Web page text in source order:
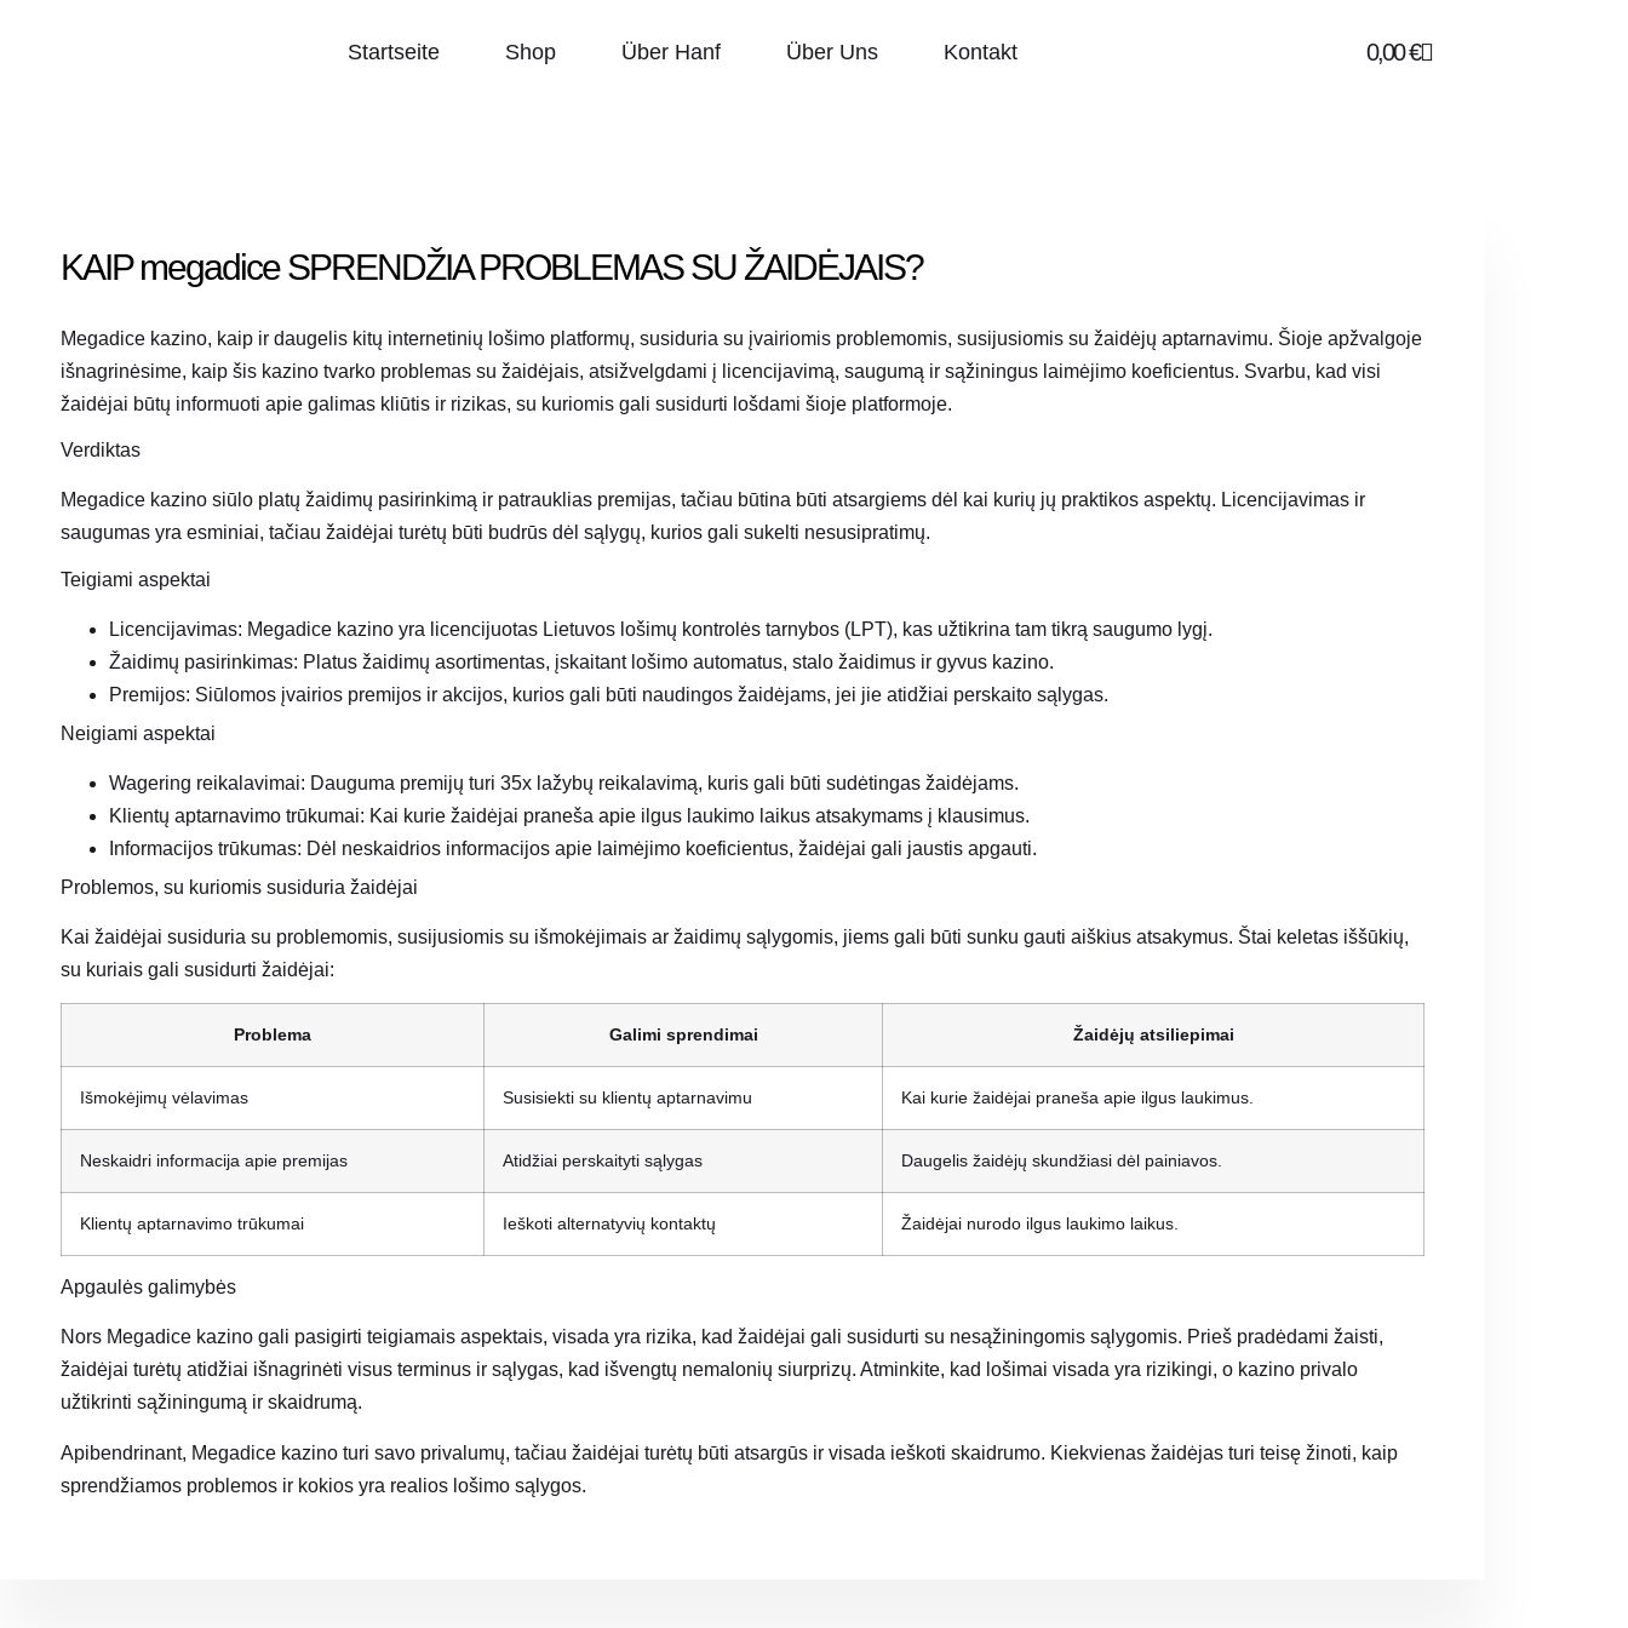
Startseite Shop Über Hanf Über Uns Kontakt 0,00€
KAIPmegadiceSPRENDŽIA PROBLEMAS SU ŽAIDĖJAIS?
Megadice kazino, kaip ir daugelis kitų internetinių lošimo platformų, susiduria su įvairiomis problemomis, susijusiomis su žaidėjų aptarnavimu. Šioje apžvalgoje
išnagrinėsime, kaip šis kazino tvarko problemas su žaidėjais, atsižvelgdami į licencijavimą, saugumą ir sąžiningus laimėjimo koeficientus. Svarbu, kad visi
žaidėjai būtų informuoti apie galimas kliūtis ir rizikas, su kuriomis gali susidurti lošdami šioje platformoje.
Verdiktas
Megadice kazino siūlo platų žaidimų pasirinkimą ir patrauklias premijas, tačiau būtina būti atsargiems dėl kai kurių jų praktikos aspektų. Licencijavimas ir
saugumas yra esminiai, tačiau žaidėjai turėtų būti budrūs dėl sąlygų, kurios gali sukelti nesusipratimų.
Teigiami aspektai
Licencijavimas: Megadice kazino yra licencijuotas Lietuvos lošimų kontrolės tarnybos (LPT), kas užtikrina tam tikrą saugumo lygį.
Žaidimų pasirinkimas: Platus žaidimų asortimentas, įskaitant lošimo automatus, stalo žaidimus ir gyvus kazino.
Premijos: Siūlomos įvairios premijos ir akcijos, kurios gali būti naudingos žaidėjams, jei jie atidžiai perskaito sąlygas.
Neigiami aspektai
Wagering reikalavimai: Dauguma premijų turi 35x lažybų reikalavimą, kuris gali būti sudėtingas žaidėjams.
Klientų aptarnavimo trūkumai: Kai kurie žaidėjai praneša apie ilgus laukimo laikus atsakymams į klausimus.
Informacijos trūkumas: Dėl neskaidrios informacijos apie laimėjimo koeficientus, žaidėjai gali jaustis apgauti.
Problemos, su kuriomis susiduria žaidėjai
Kai žaidėjai susiduria su problemomis, susijusiomis su išmokėjimais ar žaidimų sąlygomis, jiems gali būti sunku gauti aiškius atsakymus. Štai keletas iššūkių,
su kuriais gali susidurti žaidėjai:
Problema Galimi sprendimai Žaidėjų atsiliepimai
Išmokėjimų vėlavimas Susisiekti su klientų aptarnavimu Kai kurie žaidėjai praneša apie ilgus laukimus.
Neskaidri informacija apie premijas Atidžiai perskaityti sąlygas Daugelis žaidėjų skundžiasi dėl painiavos.
Klientų aptarnavimo trūkumai Ieškoti alternatyvių kontaktų Žaidėjai nurodo ilgus laukimo laikus.
Apgaulės galimybės
Nors Megadice kazino gali pasigirti teigiamais aspektais, visada yra rizika, kad žaidėjai gali susidurti su nesąžiningomis sąlygomis. Prieš pradėdami žaisti,
žaidėjai turėtų atidžiai išnagrinėti visus terminus ir sąlygas, kad išvengtų nemalonių siurprizų. Atminkite, kad lošimai visada yra rizikingi, o kazino privalo
užtikrinti sąžiningumą ir skaidrumą.
Apibendrinant, Megadice kazino turi savo privalumų, tačiau žaidėjai turėtų būti atsargūs ir visada ieškoti skaidrumo. Kiekvienas žaidėjas turi teisę žinoti, kaip
sprendžiamos problemos ir kokios yra realios lošimo sąlygos.